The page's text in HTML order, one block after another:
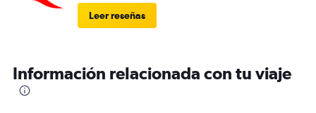
Leer reseñas
Información relacionada con tu viaje